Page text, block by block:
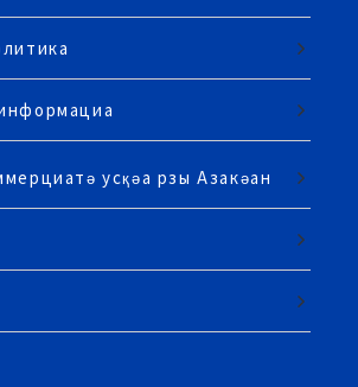
усқәа рзы Азакәан